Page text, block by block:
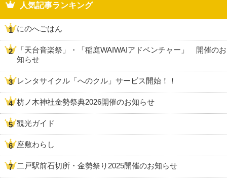
人気記事ランキング
にのへごはん
「天台音楽祭」・「稲庭WAIWAIアドベンチャー」 開催のお
知らせ
レンタサイクル「へのクル」サービス開始！！
枋ノ木神社金勢祭典2026開催のお知らせ
観光ガイド
座敷わらし
二戸駅前石切所・金勢祭り2025開催のお知らせ